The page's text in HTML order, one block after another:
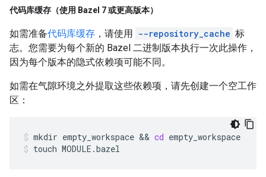
代码库缓存（使用 Bazel 7 或更高版本）
如需准备代码库缓存 ，请使用 --repository_cache 标
志。您需要为每个新的 Bazel 二进制版本执行一次此操作，
因为每个版本的隐式依赖项可能不同。
如需在气隙环境之外提取这些依赖项，请先创建一个空工作
区：
mkdir empty_workspace && cd empty_workspace
touch MODULE.bazel